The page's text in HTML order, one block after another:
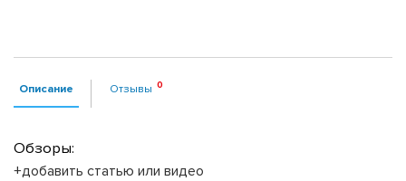
Описание Отзывы
Обзоры:
+добавить статью или видео